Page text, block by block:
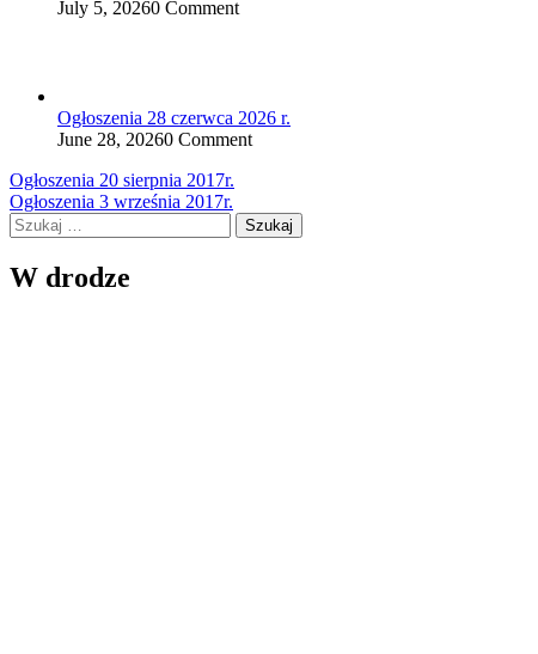
July 5, 20260 Comment
Ogłoszenia 28 czerwca 2026 r.
June 28, 20260 Comment
Nawigacja
wpisu
Ogłoszenia 20 sierpnia 2017r.
Ogłoszenia 3 września 2017r.
Szukaj:
W drodze